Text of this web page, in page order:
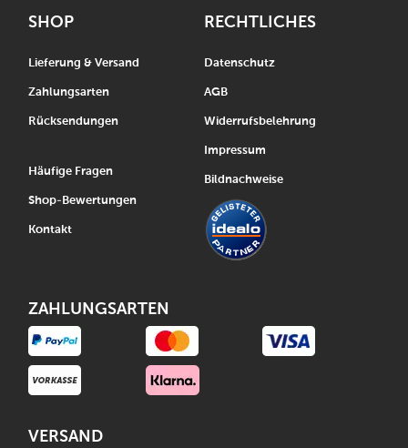
SHOP
Lieferung & Versand
Zahlungsarten
Rücksendungen
Häufige Fragen
Shop-Bewertungen
Kontakt
RECHTLICHES
Datenschutz
AGB
Widerrufsbelehrung
Impressum
Bildnachweise
ZAHLUNGSARTEN
VERSAND